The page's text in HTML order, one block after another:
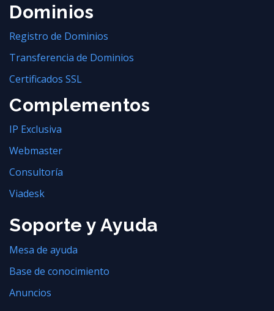
Dominios
Registro de Dominios
Transferencia de Dominios
Certificados SSL
Complementos
IP Exclusiva
Webmaster
Consultoría
Viadesk
Soporte y Ayuda
Mesa de ayuda
Base de conocimiento
Anuncios